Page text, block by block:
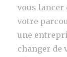
vous lancer
votre
une
changer de